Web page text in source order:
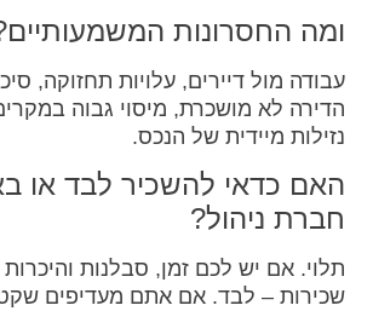
ומה החסרונות
עבודה מול דיירים, עלויות תחזוקה,
הדירה לא מושכרת, מיסוי גבוה
נזילות מיידית של הנכס.
האם כדאי להשכיר לבד או
חברת ניהול?
תלוי. אם יש לכם זמן, סבלנות
שכירות – לבד. אם אתם מעדיפים שקט